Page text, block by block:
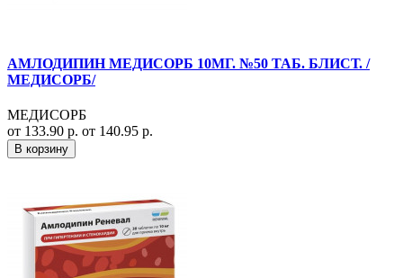
АМЛОДИПИН МЕДИСОРБ 10МГ. №50 ТАБ. БЛИСТ. /
МЕДИСОРБ/
МЕДИСОРБ
от 133.90 р. от 140.95 р.
В корзину